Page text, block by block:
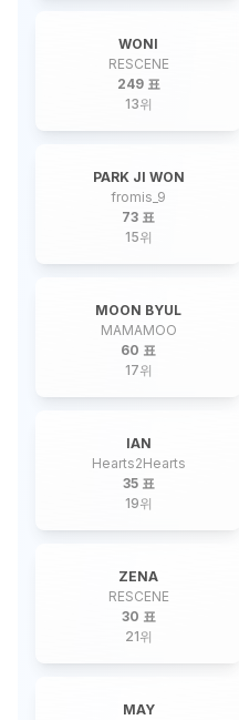
WONI
RESCENE
249 표
13위
PARK JI WON
fromis_9
73 표
15위
MOON BYUL
MAMAMOO
60 표
17위
IAN
Hearts2Hearts
35 표
19위
ZENA
RESCENE
30 표
21위
MAY